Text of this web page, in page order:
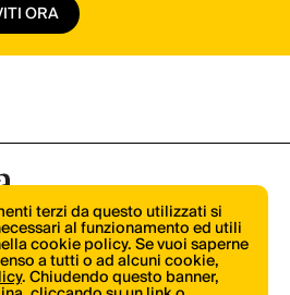
ORA
terzi da questo utilizzati si
al funzionamento ed utili
cookie policy. Se vuoi saperne
a tutti o ad alcuni cookie,
. Chiudendo questo banner,